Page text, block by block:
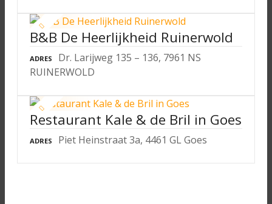
B&B De Heerlijkheid Ruinerwold
ADRES
Dr. Larijweg 135 – 136, 7961 NS
RUINERWOLD
Restaurant Kale & de Bril in Goes
ADRES Piet Heinstraat 3a, 4461 GL Goes